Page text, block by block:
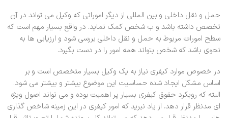
حمل و نقل داخلی و بین المللی از دیگر اموراتی که وکیل می تواند در آن
تخصص داشته باشد و ب شخص کمک نماید. در واقع بسیار مهم است که
سطح امورات مربوط به حمل و نقل داخلی بررسی شود و ارزیابی ها به
نحوی باشد که شخص بتواند همه امور را در دست بگیرد.
در خصوص موارد کیفری نیاز به یک وکیل بسیار متخصص است و بر
اساس مشکل ایجاد شده حساسیت این موضوع بیشتر و بیشتر می شود.
البته که رویکرد حقوق کیفری بسیار پر اهمیت بوده و می تواند اصول ویژه
ای مدنظر قرار دهد. از یاد نبرید که امور کیفری در این زمینه شاخص گذاری